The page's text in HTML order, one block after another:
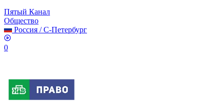
Пятый Канал
Общество
Россия /С-Петербург
0